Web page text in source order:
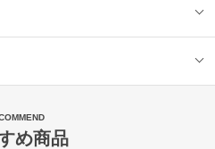
め商品